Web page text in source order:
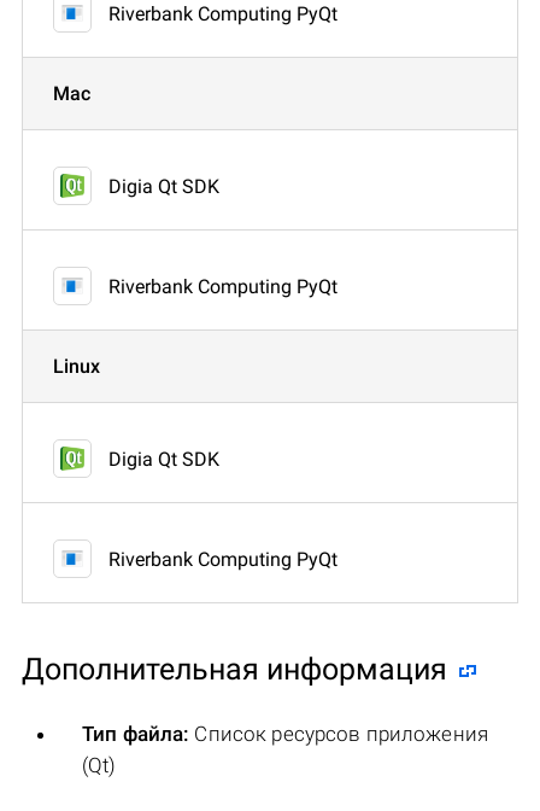
Riverbank Computing PyQt
Mac
Digia Qt SDK
Riverbank Computing PyQt
Linux
Digia Qt SDK
Riverbank Computing PyQt
Дополнительная информация
Тип файла: Список ресурсов приложения
(Qt)